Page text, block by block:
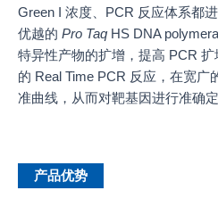
Green I 浓度、PCR 反应体系都
优越的 Pro Taq HS DNA
特异性产物的扩增，提高 PCR
的 Real Time PCR 反应，在宽广
准曲线，从而对靶基因进行准确定
产品优势